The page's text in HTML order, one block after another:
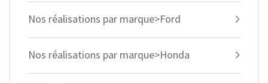
Nos réalisations par marque>Ford
Nos réalisations par marque>Honda